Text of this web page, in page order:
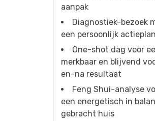
aanpak
Diagnostiek-bezoek
een persoonlijk actieplan
One-shot dag voor
merkbaar en blijvend
en-na resultaat
Feng Shui-analyse
een energetisch in
gebracht huis